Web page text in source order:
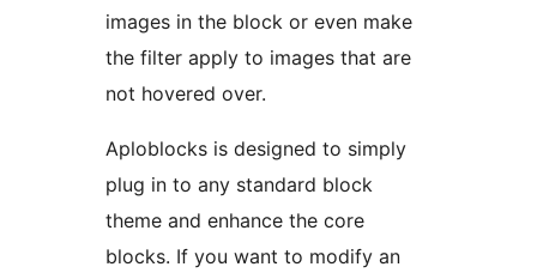
images in the block or even make
the filter apply to images that are
not hovered over.
Aploblocks is designed to simply
plug in to any standard block
theme and enhance the core
blocks. If you want to modify an